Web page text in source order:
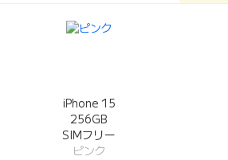
iPhone 15
256GB
SIMフリー
ピンク